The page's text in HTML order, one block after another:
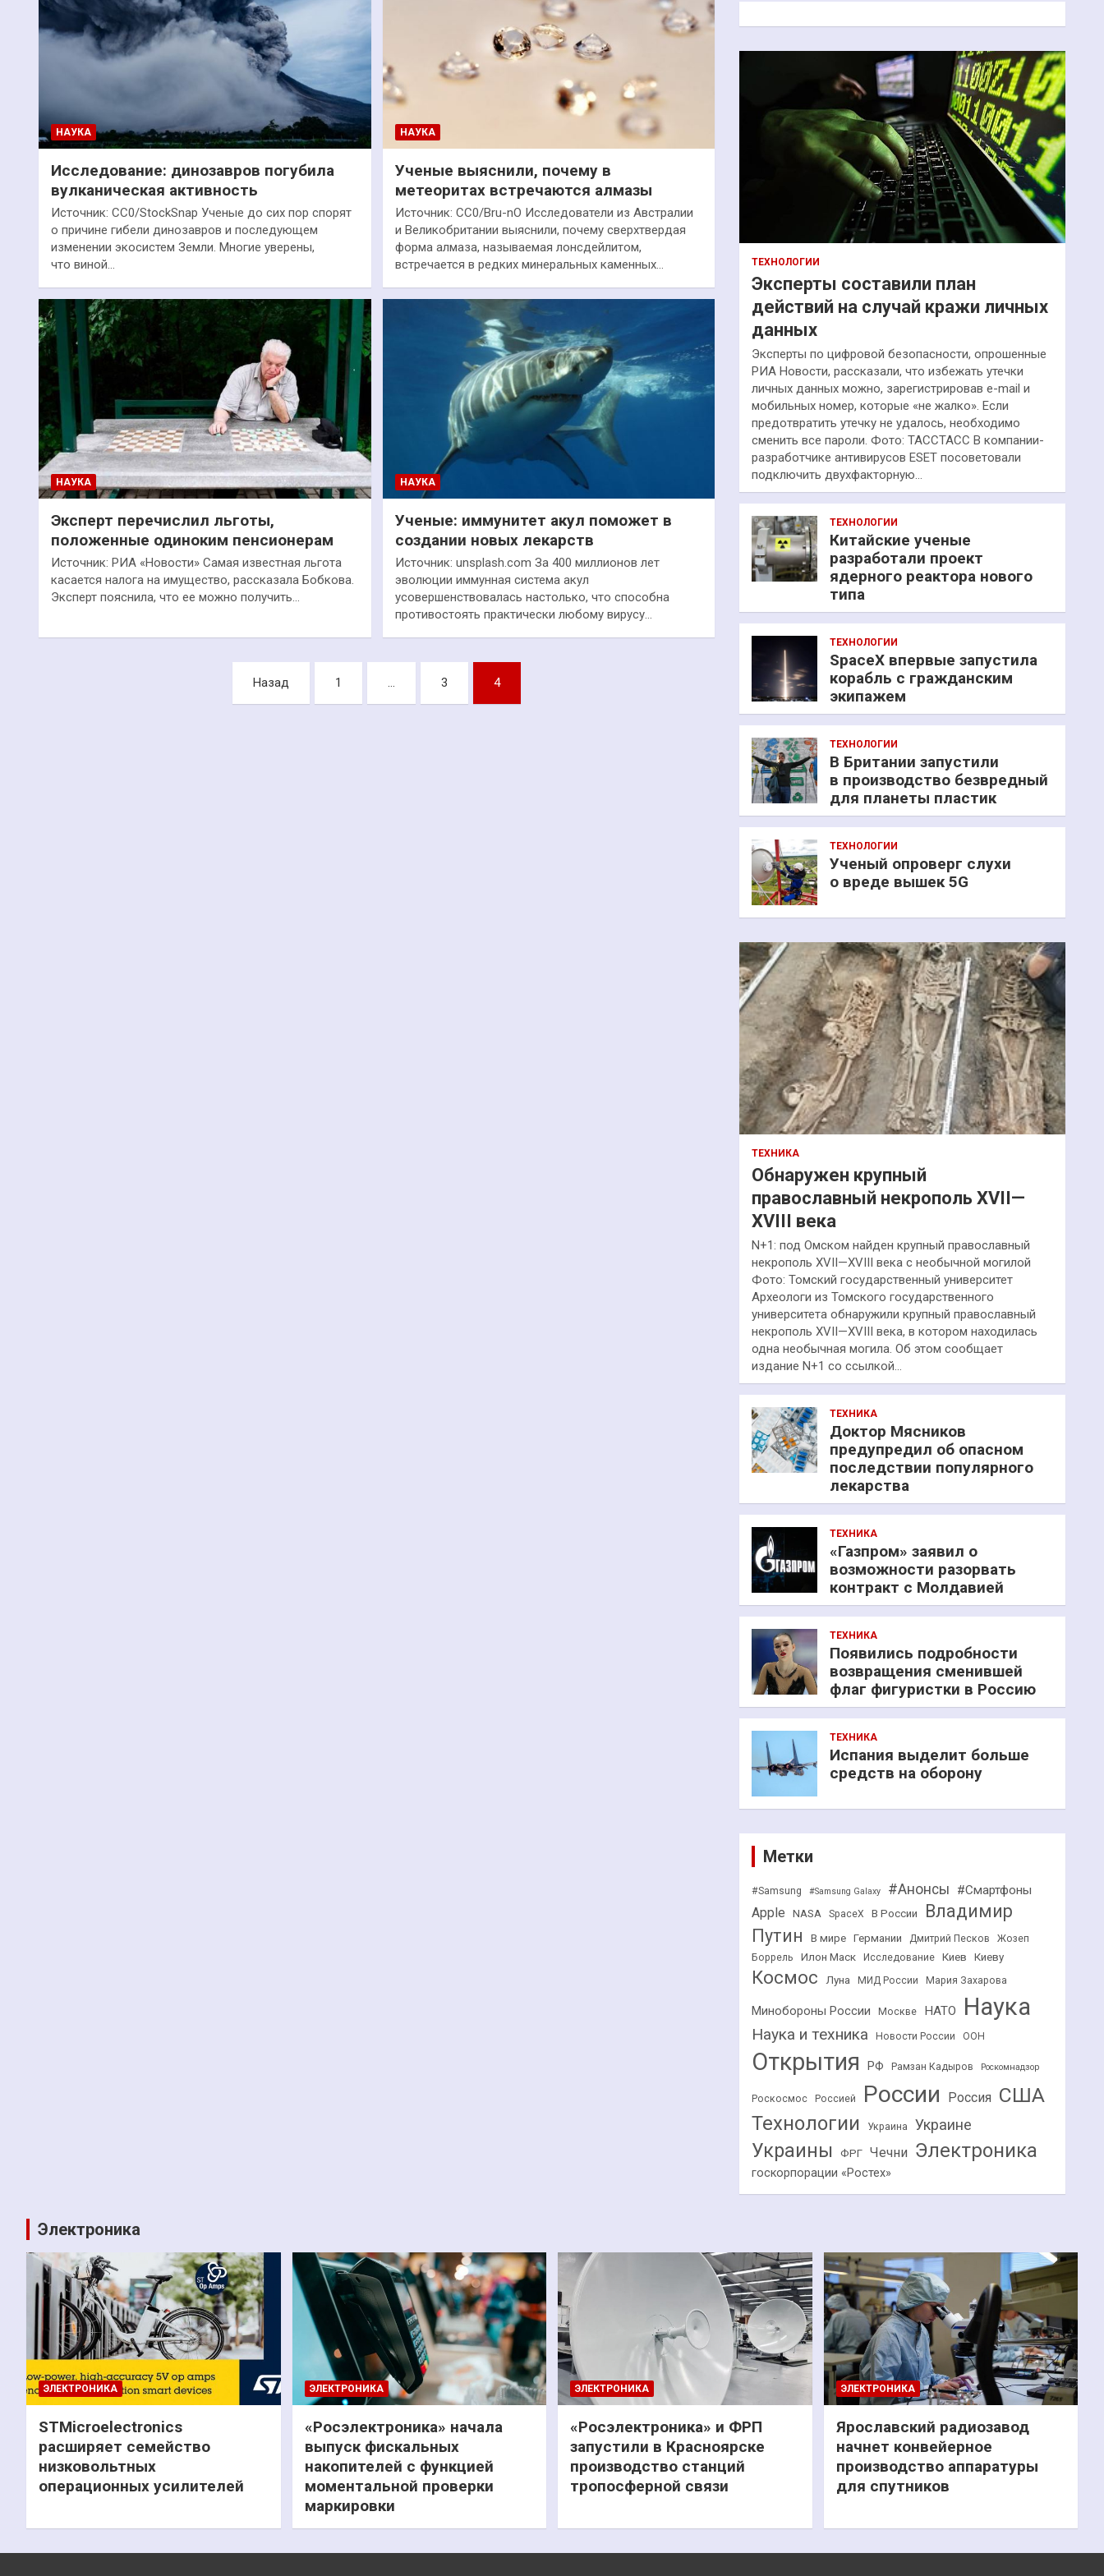
НАУКА
Исследование: динозавров погубила
вулканическая активность
Источник: CC0/StockSnap Ученые до сих пор спорят
о причине гибели динозавров и последующем
изменении экосистем Земли. Многие уверены,
что виной…
НАУКА
Ученые выяснили, почему в
метеоритах встречаются алмазы
Источник: СС0/Bru-nO Исследователи из Австралии
и Великобритании выяснили, почему сверхтвердая
форма алмаза, называемая лонсдейлитом,
встречается в редких минеральных каменных…
НАУКА
Эксперт перечислил льготы,
положенные одиноким пенсионерам
Источник: РИА «Новости» Самая известная льгота
касается налога на имущество, рассказала Бобкова.
Эксперт пояснила, что ее можно получить…
НАУКА
Ученые: иммунитет акул поможет в
создании новых лекарств
Источник: unsplash.com За 400 миллионов лет
эволюции иммунная система акул
усовершенствовалась настолько, что способна
противостоять практически любому вирусу…
Назад 1 3 4
к
ТЕХНОЛОГИИ
Эксперты составили план
действий на случай кражи личных
данных
Эксперты по цифровой безопасности, опрошенные
РИА Новости, рассказали, что избежать утечки
личных данных можно, зарегистрировав e-mail и
мобильных номер, которые «не жалко». Если
предотвратить утечку не удалось, необходимо
сменить все пароли. Фото: ТАССТАСС В компании-
разработчике антивирусов ESET посоветовали
подключить двухфакторную…
ТЕХНОЛОГИИ
Китайские ученые
разработали проект
ядерного реактора нового
типа
ТЕХНОЛОГИИ
SpaceX впервые запустила
корабль с гражданским
экипажем
ТЕХНОЛОГИИ
В Британии запустили
в производство безвредный
для планеты пластик
ТЕХНОЛОГИИ
Ученый опроверг слухи
о вреде вышек 5G
ТЕХНИКА
Обнаружен крупный
православный некрополь XVII—
XVIII века
N+1: под Омском найден крупный православный
некрополь XVII—XVIII века с необычной могилой
Фото: Томский государственный университет
Археологи из Томского государственного
университета обнаружили крупный православный
некрополь XVII—XVIII века, в котором находилась
одна необычная могила. Об этом сообщает
издание N+1 со ссылкой…
ТЕХНИКА
Доктор Мясников
предупредил об опасном
последствии популярного
лекарства
ТЕХНИКА
«Газпром» заявил о
возможности разорвать
контракт с Молдавией
ТЕХНИКА
Появились подробности
возвращения сменившей
флаг фигуристки в Россию
ТЕХНИКА
Испания выделит больше
средств на оборону
Метки
#Samsung #Samsung Galaxy #Анонсы #Смартфоны
Apple NASA SpaceX В России
Владимир
Путин
В мире Германии Дмитрий Песков
Жозеп
Боррель
Илон Маск Исследование Киев Киеву
Космос Луна МИД России Мария Захарова
Минобороны России Москве НАТО Наука
Наука и техника Новости России ООН
Открытия РФ Рамзан Кадыров Роскомнадзор
Роскосмос Россией России Россия США
Технологии Украина Украине
Украины ФРГ Чечни Электроника
госкорпорации «Ростех»
Электроника
ЭЛЕКТРОНИКА
STMicroelectronics
расширяет семейство
низковольтных
операционных усилителей
ЭЛЕКТРОНИКА
«Росэлектроника» начала
выпуск фискальных
накопителей с функцией
моментальной проверки
маркировки
ЭЛЕКТРОНИКА
«Росэлектроника» и ФРП
запустили в Красноярске
производство станций
тропосферной связи
ЭЛЕКТРОНИКА
Ярославский радиозавод
начнет конвейерное
производство аппаратуры
для спутников